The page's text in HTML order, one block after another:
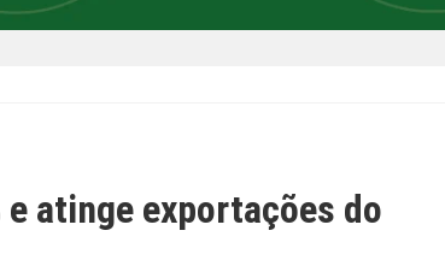
atinge exportações do